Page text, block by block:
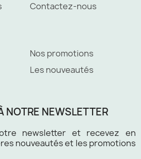
Contactez-nous
Nos promotions
Les nouveautés
NOTRE NEWSLETTER
newsletter et recevez en
nouveautés et les promotions